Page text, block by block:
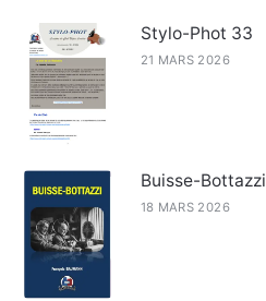
Stylo-Phot 33
21 MARS 2026
Buisse-Bottazzi
18 MARS 2026